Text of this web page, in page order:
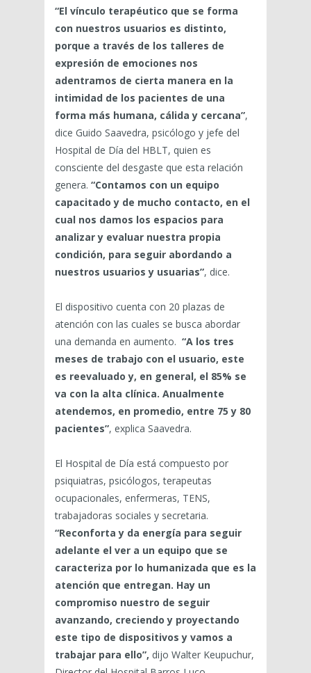
“El vínculo terapéutico que se forma
con nuestros usuarios es distinto,
porque a través de los talleres de
expresión de emociones nos
adentramos de cierta manera en la
intimidad de los pacientes de una
forma más humana, cálida y cercana”,
dice Guido Saavedra, psicólogo y jefe del
Hospital de Día del HBLT, quien es
consciente del desgaste que esta relación
genera. “Contamos con un equipo
capacitado y de mucho contacto, en el
cual nos damos los espacios para
analizar y evaluar nuestra propia
condición, para seguir abordando a
nuestros usuarios y usuarias”, dice.
El dispositivo cuenta con 20 plazas de
atención con las cuales se busca abordar
una demanda en aumento. “A los tres
meses de trabajo con el usuario, este
es reevaluado y, en general, el 85% se
va con la alta clínica. Anualmente
atendemos, en promedio, entre 75 y 80
pacientes”, explica Saavedra.
El Hospital de Día está compuesto por
psiquiatras, psicólogos, terapeutas
ocupacionales, enfermeras, TENS,
trabajadoras sociales y secretaria.
“Reconforta y da energía para seguir
adelante el ver a un equipo que se
caracteriza por lo humanizada que es la
atención que entregan. Hay un
compromiso nuestro de seguir
avanzando, creciendo y proyectando
este tipo de dispositivos y vamos a
trabajar para ello”, dijo Walter Keupuchur,